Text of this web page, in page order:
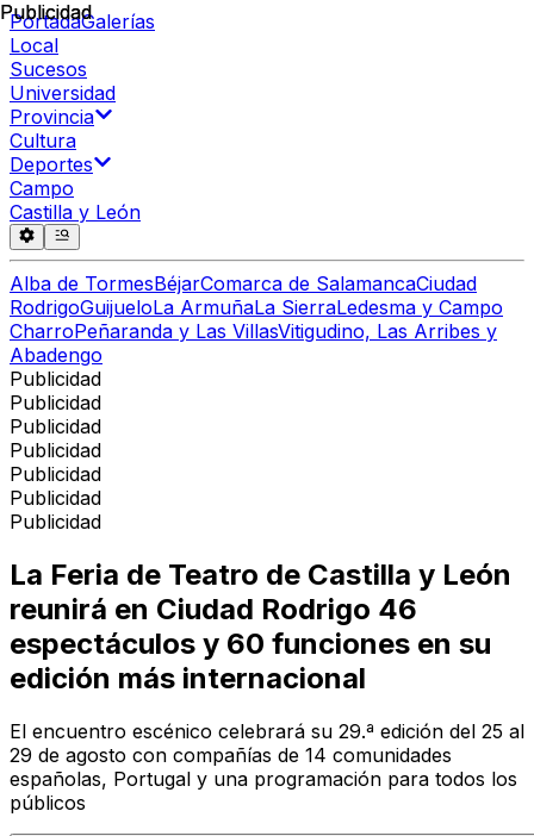
PortadaGalerías
Local
Sucesos
Universidad
Provincia
Cultura
Deportes
Campo
Castilla y León
Alba de TormesBéjarComarca de SalamancaCiudad
RodrigoGuijueloLa ArmuñaLa SierraLedesma y Campo
CharroPeñaranda y Las VillasVitigudino, Las Arribes y
Abadengo
Publicidad
Publicidad
Publicidad
Publicidad
Publicidad
Publicidad
Publicidad
Publicidad
La Feria de Teatro de Castilla y León
reunirá en Ciudad Rodrigo 46
espectáculos y 60 funciones en su
edición más internacional
El encuentro escénico celebrará su 29.ª edición del 25 al
29 de agosto con compañías de 14 comunidades
españolas, Portugal y una programación para todos los
públicos
Publicidad